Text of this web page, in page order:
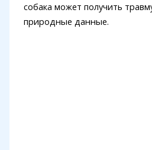
собака может получить
природные данные.